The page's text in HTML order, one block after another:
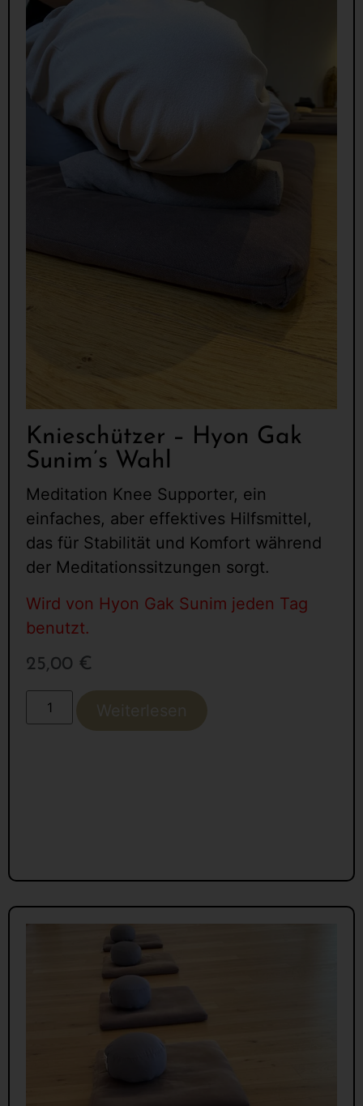
Knieschützer – Hyon Gak
Sunim’s Wahl
Meditation Knee Supporter, ein
einfaches, aber effektives Hilfsmittel,
das für Stabilität und Komfort während
der Meditationssitzungen sorgt.
Wird von Hyon Gak Sunim jeden Tag
benutzt.
25,00 €